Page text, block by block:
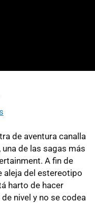
de aventura canalla
, una de las sagas más
A fin de
aleja del estereotipo
harto de hacer
nivel y no se codea